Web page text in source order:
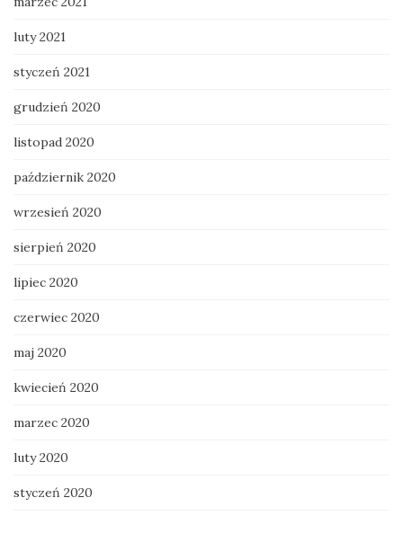
luty 2021
styczeń 2021
grudzień 2020
listopad 2020
październik 2020
wrzesień 2020
sierpień 2020
lipiec 2020
czerwiec 2020
maj 2020
kwiecień 2020
marzec 2020
luty 2020
styczeń 2020